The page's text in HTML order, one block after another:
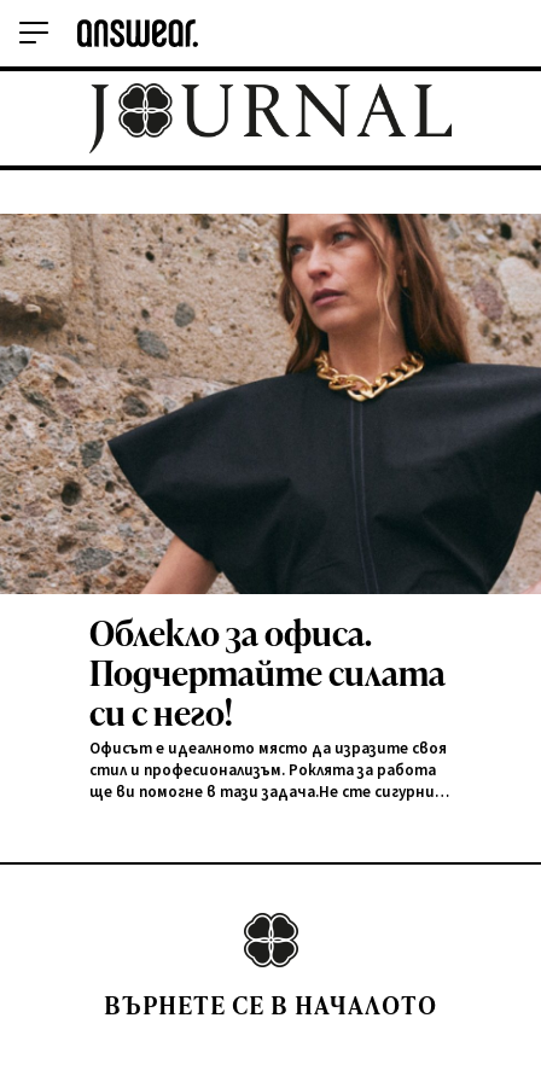
Облекло за офиса.
Подчертайте силата
си с него!
Офисът е идеалното място да изразите своя
стил и професионализъм. Роклята за работа
ще ви помогне в тази задача.Не сте сигурни
ВЪРНЕТЕ СЕ В НАЧАЛОТО